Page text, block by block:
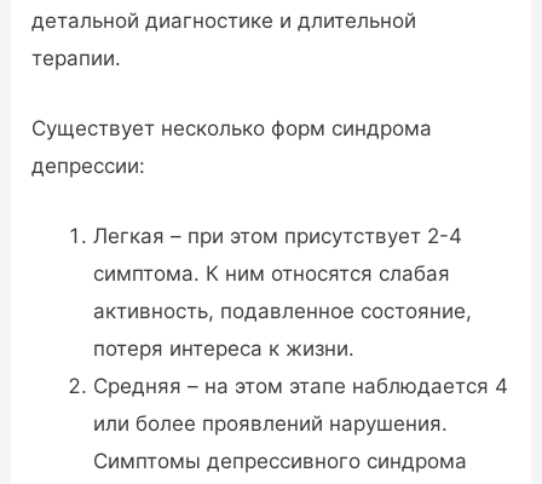
детальной диагностике и длительной
терапии.
Существует несколько форм синдрома
депрессии:
Легкая – при этом присутствует 2-4
симптома. К ним относятся слабая
активность, подавленное состояние,
потеря интереса к жизни.
Средняя – на этом этапе наблюдается 4
или более проявлений нарушения.
Симптомы депрессивного синдрома